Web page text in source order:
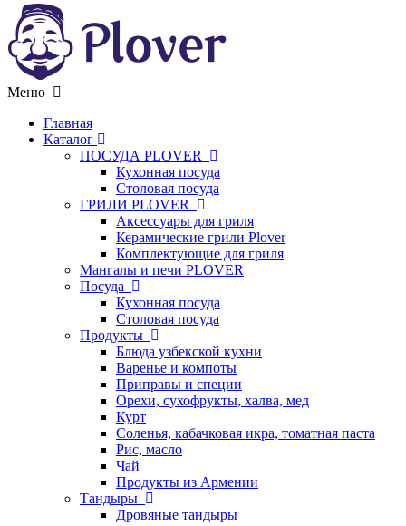
Меню
Главная
Каталог
ПОСУДА PLOVER
Кухонная посуда
Столовая посуда
ГРИЛИ PLOVER
Аксессуары для гриля
Керамические грили Plover
Комплектующие для гриля
Мангалы и печи PLOVER
Посуда
Кухонная посуда
Столовая посуда
Продукты
Блюда узбекской кухни
Варенье и компоты
Приправы и специи
Орехи, сухофрукты, халва, мед
Курт
Соленья, кабачковая икра, томатная паста
Рис, масло
Чай
Продукты из Армении
Тандыры
Дровяные тандыры